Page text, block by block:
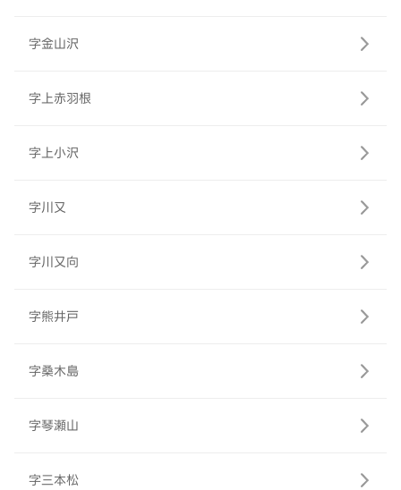
字金山沢
字上赤羽根
字上小沢
字川又
字川又向
字熊井戸
字桑木島
字琴瀬山
字三本松